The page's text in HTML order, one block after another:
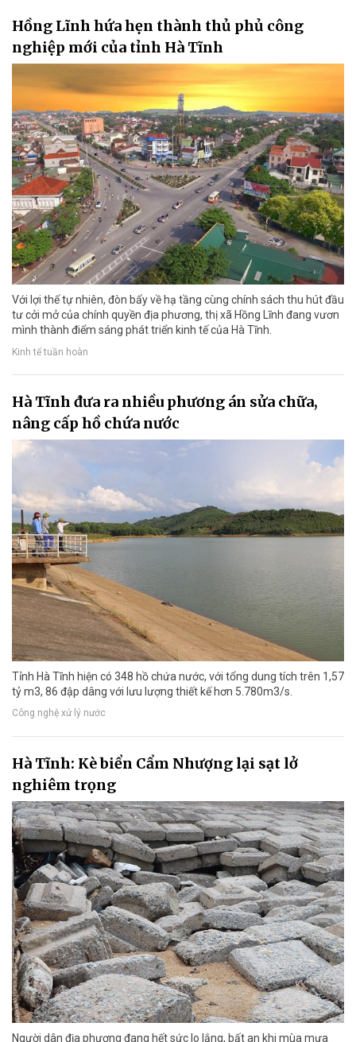
Hồng Lĩnh hứa hẹn thành thủ phủ công
nghiệp mới của tỉnh Hà Tĩnh
Với lợi thế tự nhiên, đòn bẩy về hạ tầng cùng chính sách thu hút đầu
tư cởi mở của chính quyền địa phương, thị xã Hồng Lĩnh đang vươn
mình thành điểm sáng phát triển kinh tế của Hà Tĩnh.
Kinh tế tuần hoàn
Hà Tĩnh đưa ra nhiều phương án sửa chữa,
nâng cấp hồ chứa nước
Tỉnh Hà Tĩnh hiện có 348 hồ chứa nước, với tổng dung tích trên 1,57
tỷ m3, 86 đập dâng với lưu lượng thiết kế hơn 5.780m3/s.
Công nghệ xử lý nước
Hà Tĩnh: Kè biển Cẩm Nhượng lại sạt lở
nghiêm trọng
Người dân địa phương đang hết sức lo lắng, bất an khi mùa mưa